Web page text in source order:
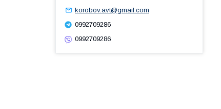
korobov.avt@gmail.com
0992709286
0992709286